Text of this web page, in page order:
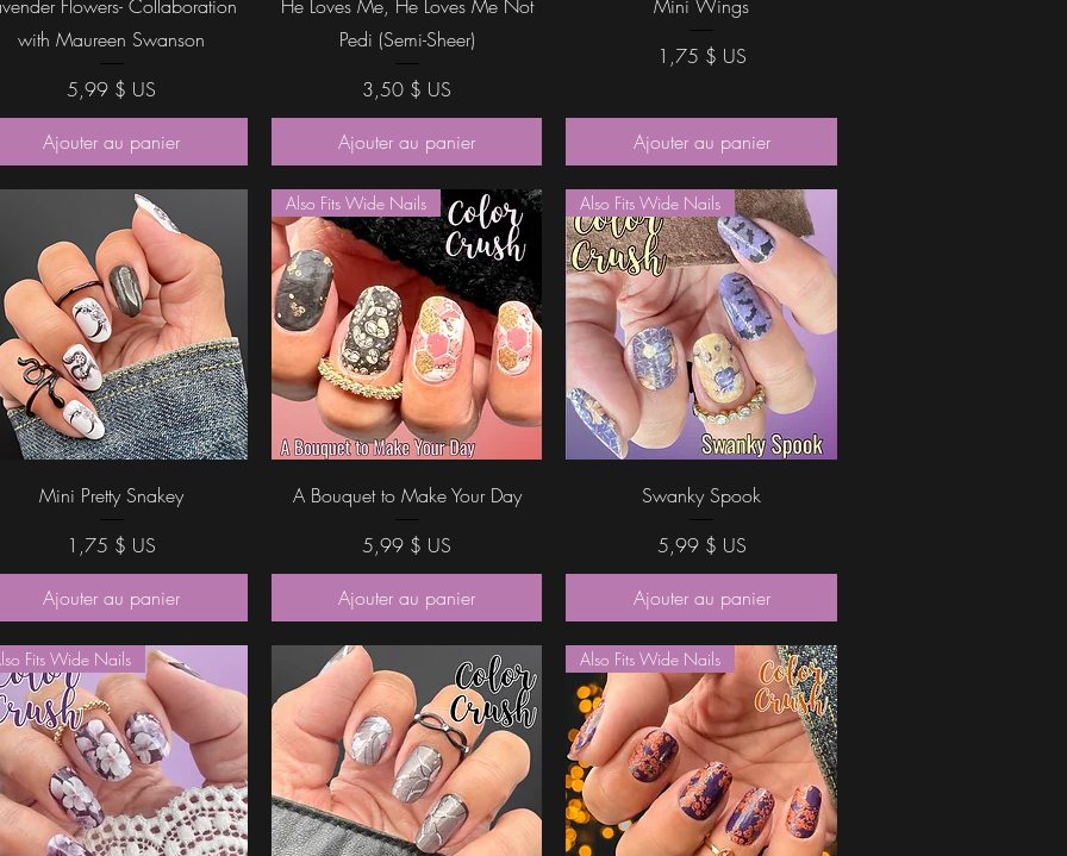
Flowers- Collaboration
with Maureen Swanson
Prix
5,99 $ US
Ajouter au panier
He Loves Me, He Loves Me Not
Pedi (Semi-Sheer)
Prix
3,50 $ US
Ajouter au panier
Mini Wings
Prix
1,75 $ US
Ajouter au panier
Aperçu rapide
Mini Pretty Snakey
Prix
1,75 $ US
Ajouter au panier
Aperçu rapide
Also Fits Wide Nails
A Bouquet to Make Your Day
Prix
5,99 $ US
Ajouter au panier
Aperçu rapide
Also Fits Wide Nails
Swanky Spook
Prix
5,99 $ US
Ajouter au panier
Fits Wide Nails Also Fits Wide Nails